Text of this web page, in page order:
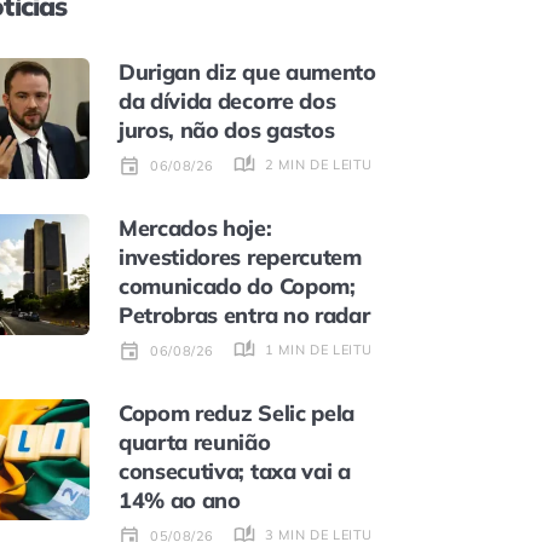
Durigan diz que aumento
da dívida decorre dos
juros, não dos gastos
06/08/26 2 MIN DE LEITURA
Mercados hoje:
investidores repercutem
comunicado do Copom;
Petrobras entra no radar
06/08/26 1 MIN DE LEITURA
Copom reduz Selic pela
quarta reunião
consecutiva; taxa vai a
14% ao ano
05/08/26 3 MIN DE LEITURA